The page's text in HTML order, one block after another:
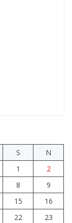
S
N
1
2
8
9
15
16
22
23